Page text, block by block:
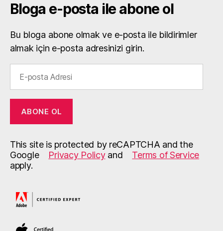
Bloga e-posta ile abone ol
Bu bloga abone olmak ve e-posta ile bildirimler
almak için e-posta adresinizi girin.
posta
ABONE OL
This site is protected by reCAPTCHA and the
Google Privacy Policyand Terms of Service
apply.